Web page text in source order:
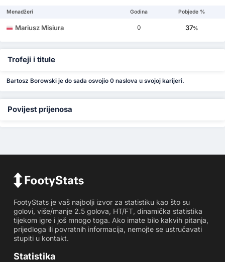
Menadžeri Godina Pobjede %
Mariusz Misiura 0 37%
Trofeji i titule
Bartosz Borowski je do sada osvojio 0 naslova u svojoj karijeri.
Povijest prijenosa
FootyStats je vaš najbolji izvor za statistiku kao što su
golovi, više/manje 2.5 golova, HT/FT, dinamička statistika
tijekom igre i još mnogo toga. Ako imate bilo kakvih pitanja,
prijedloga ili povratnih informacija, nemojte se ustručavati
stupiti u kontakt.
Statistika